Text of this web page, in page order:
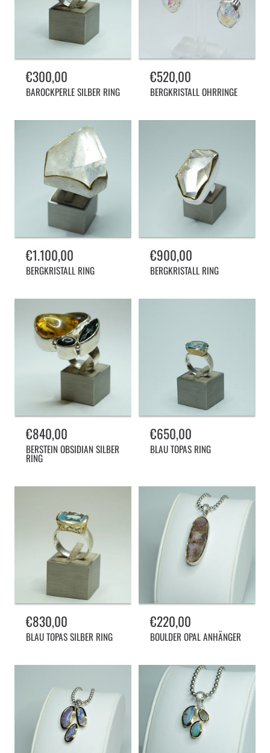
Normalpreis
€300,00
BAROCKPERLE SILBER RING
Normalpreis
€520,00
BERGKRISTALL OHRRINGE
Normalpreis
€1.100,00
BERGKRISTALL RING
Normalpreis
€900,00
BERGKRISTALL RING
Normalpreis
€840,00
BERSTEIN OBSIDIAN SILBER
RING
Normalpreis
€650,00
BLAU TOPAS RING
Normalpreis
€830,00
BLAU TOPAS SILBER RING
Normalpreis
€220,00
BOULDER OPAL ANHÄNGER